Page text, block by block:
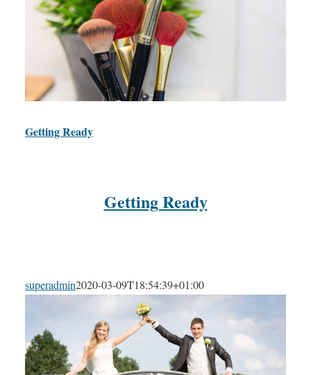
Getting Ready
Getting Ready
superadmin2020-03-09T18:54:39+01:00